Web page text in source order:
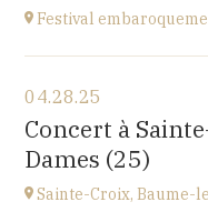
Festival
Le Nord (59)
at14H30
Go to site
04.28.25
Concert à
Dames (25)
Sainte-Croix, Baume-